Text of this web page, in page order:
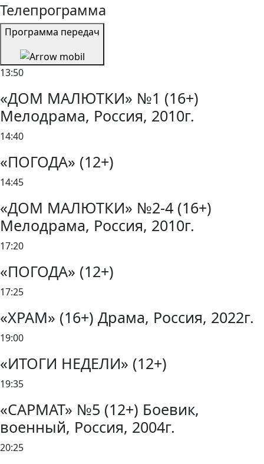
Телепрограмма
Программа передач
13:50
«ДОМ МАЛЮТКИ» №1 (16+)
Мелодрама, Россия, 2010г.
14:40
«ПОГОДА» (12+)
14:45
«ДОМ МАЛЮТКИ» №2-4 (16+)
Мелодрама, Россия, 2010г.
17:20
«ПОГОДА» (12+)
17:25
«ХРАМ» (16+) Драма, Россия, 2022г.
19:00
«ИТОГИ НЕДЕЛИ» (12+)
19:35
«САРМАТ» №5 (12+) Боевик,
военный, Россия, 2004г.
20:25